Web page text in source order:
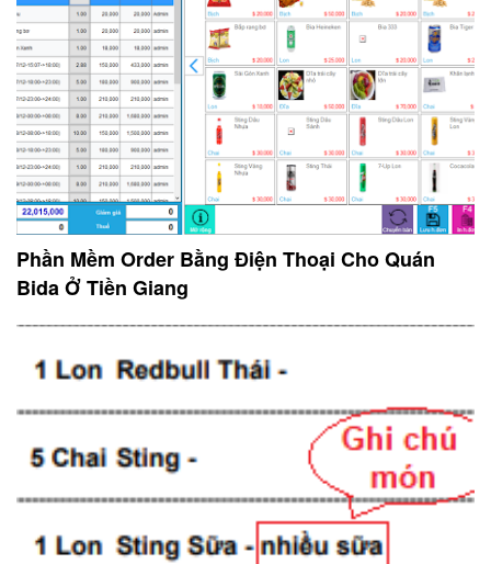
Phần Mềm Order Bằng Điện Thoại Cho Quán
Bida Ở Tiền Giang